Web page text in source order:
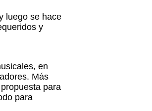
luego se hace
y
en
Más
para
para